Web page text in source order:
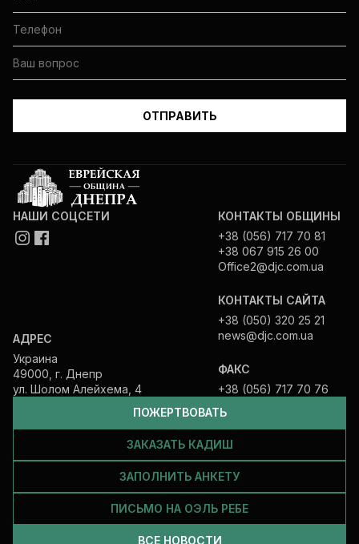
ПОЖЕРТВОВАТЬ
ЗАКАЗАТЬ КАДИШ
ЗАПОЛНИТЬ АНКЕТУ
ПИСЬМО НА ОЭЛЬ РЕБЕ
ВСЕ НОВОСТИ
НАШИ СОЦСЕТИ
АДРЕС
Украина
49000, г. Днепр
ул. Шолом Алейхема, 4
КОНТАКТЫ ОБЩИНЫ
+38 (056) 717 70 81
+38 067 915 26 00
Office2@djc.com.ua
КОНТАКТЫ САЙТА
+38 (050) 320 25 21
news@djc.com.ua
ФАКС
+38 (056) 717 70 76